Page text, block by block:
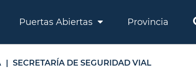
Puertas Abiertas Provincia
| SECRETARÍA DE SEGURIDAD VIAL